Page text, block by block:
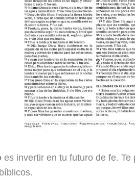
es invertir en tu futuro de fe.